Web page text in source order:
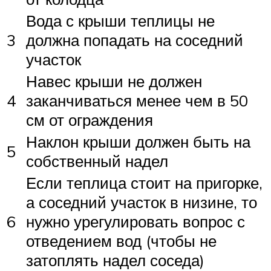
3
Вода с крыши теплицы не
должна попадать на соседний
участок
4
Навес крыши не должен
заканчиваться менее чем в 50
см от ограждения
5
Наклон крыши должен быть на
собственный надел
6
Если теплица стоит на пригорке,
а соседний участок в низине, то
нужно урегулировать вопрос с
отведением вод (чтобы не
затоплять надел соседа)